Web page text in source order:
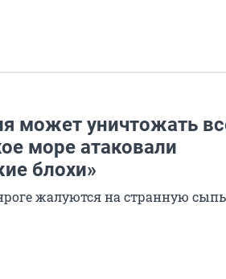
может уничтожать
море атаковали
блохи»
жалуются на странную